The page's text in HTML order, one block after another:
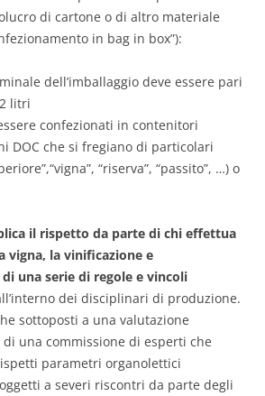
di cartone o di altro materiale
in bag in box”):
dell’imballaggio deve essere pari
litri
confezionati in contenitori
DOC che si fregiano di particolari
“riserva”, “passito”, …) o
il rispetto da parte di chi effettua
vigna, la vinificazione e
una serie di regole e vincoli
dei disciplinari di produzione.
sottoposti a una valutazione
una commissione di esperti che
parametri organolettici
a severi riscontri da parte degli